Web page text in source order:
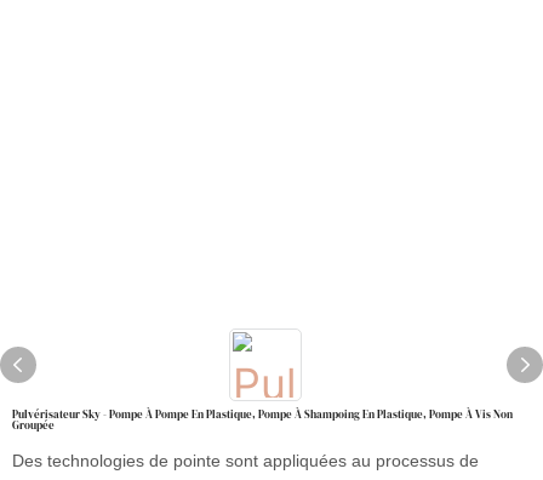
Pulvérisateur Sky - Pompe À Pompe En Plastique, Pompe À Shampoing En Plastique, Pompe À Vis Non
Groupée
Des technologies de pointe sont appliquées au processus de